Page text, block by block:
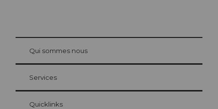
Carte d’hôte Lucerne
Vos avantages en tant qu'hôte pour la nuit
at Bre
Qui sommes nous
Services
Quicklinks